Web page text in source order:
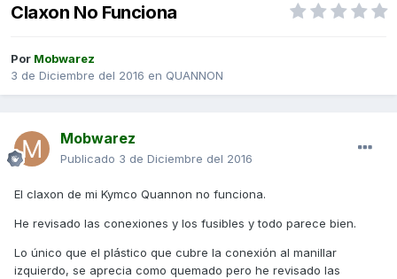
Claxon No Funciona
Por Mobwarez
3 de Diciembre del 2016 en QUANNON
Mobwarez
Publicado 3 de Diciembre del 2016
El claxon de mi Kymco Quannon no funciona.
He revisado las conexiones y los fusibles y todo parece bien.
Lo único que el plástico que cubre la conexión al manillar
izquierdo, se aprecia como quemado pero he revisado las